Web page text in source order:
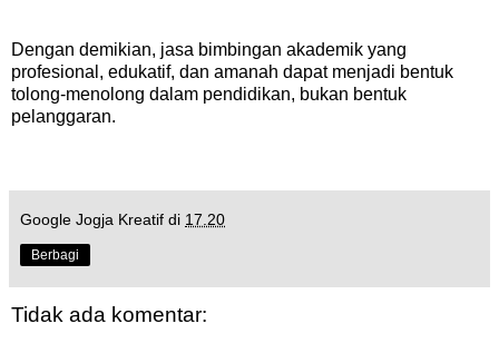
Dengan demikian, jasa bimbingan akademik yang
profesional, edukatif, dan amanah dapat menjadi bentuk
tolong-menolong dalam pendidikan, bukan bentuk
pelanggaran.
Google Jogja Kreatif di 17.20
Berbagi
Tidak ada komentar: